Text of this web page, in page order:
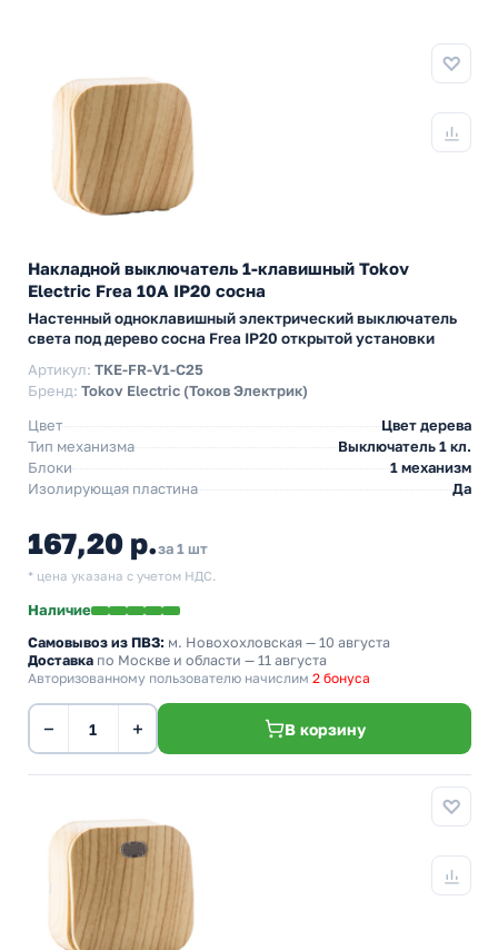
Накладной выключатель 1-клавишный Tokov
Electric Frea 10А IP20 сосна
Настенный одноклавишный электрический выключатель
света под дерево сосна Frea IP20 открытой установки
Артикул: TKE-FR-V1-C25
Бренд: Tokov Electric (Токов Электрик)
Цвет
Цвет дерева
Тип механизма
Выключатель 1 кл.
Блоки
1 механизм
Изолирующая пластина
Да
167,20 р.за 1 шт
* цена указана с учетом НДС.
Наличие
Самовывоз из ПВЗ: м. Новохохловская — 10 августа
Доставка по Москве и области — 11 августа
Авторизованному пользователю начислим 2 бонуса
− + В корзину